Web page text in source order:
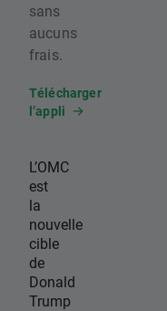
sans
aucuns
frais.
Télécharger
l’appli
L’OMC
est
la
nouvelle
cible
de
Donald
Trump